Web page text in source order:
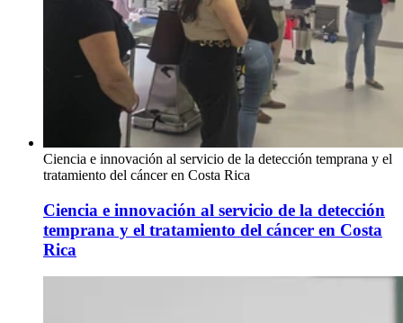
Ciencia e innovación al servicio de la detección temprana y el
tratamiento del cáncer en Costa Rica
Ciencia e innovación al servicio de la detección
temprana y el tratamiento del cáncer en Costa
Rica